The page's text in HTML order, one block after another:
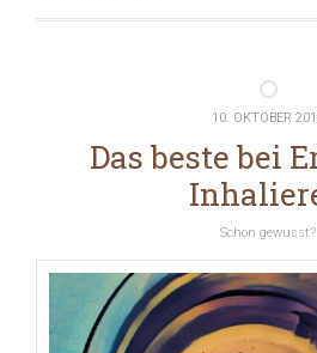
10. OKTOBER
Das beste bei
Schon gewusst?